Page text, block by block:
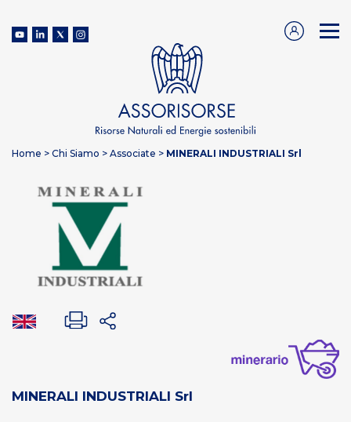
Home > Chi Siamo > Associate > MINERALI INDUSTRIALI Srl
MINERALI INDUSTRIALI Srl